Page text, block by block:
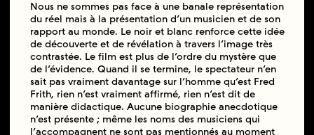
Nous ne sommes pas face à une banale représentation
du réel mais à la présentation d’un musicien et de son
rapport au monde. Le noir et blanc renforce cette idée
de découverte et de révélation à travers l’image très
contrastée. Le film est plus de l’ordre du mystère que
de l’évidence. Quand il se termine, le spectateur n’en
sait pas vraiment davantage sur l’homme qu’est Fred
Frith, rien n’est vraiment affirmé, rien n’est dit de
manière didactique. Aucune biographie anecdotique
n’est présente ; même les noms des musiciens qui
l’accompagnent ne sont pas mentionnés au moment